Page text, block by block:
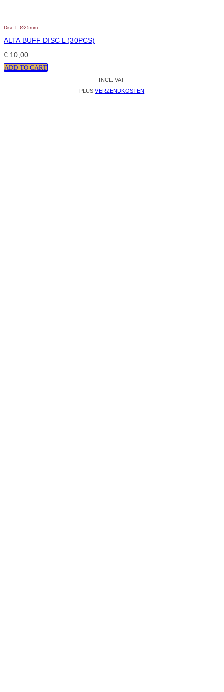
Disc L Ø25mm
ALTA BUFF DISC L (30PCS)
€ 10,00
ADD TO CART
INCL. VAT
PLUSVERZENDKOSTEN